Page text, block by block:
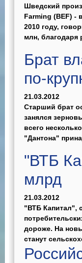
Шведский
Farming (BEF) -
2010 году,
млн, благодаря
Брат
по-
21.03.2012
Старший брат
занялся
всего
"Дантона"
"ВТБ
млрд
21.03.2012
"ВТБ Капитал",
дороже. На
станут